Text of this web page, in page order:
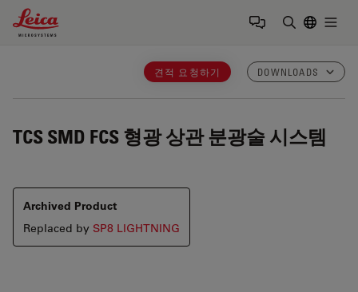
Leica Microsystems Logo
견적 요청하기 DOWNLOADS
TCS SMD FCS 형광 상관 분광술 시스템
Archived Product
Replaced by SP8 LIGHTNING